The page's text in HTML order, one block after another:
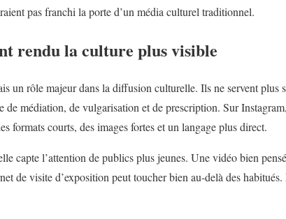
pas franchi la porte d’un média culturel traditionnel.
rendu la culture plus visible
un rôle majeur dans la diffusion culturelle. Ils ne servent plus
de médiation, de vulgarisation et de prescription. Sur
formats courts, des images fortes et un langage plus direct.
capte l’attention de publics plus jeunes. Une vidéo bien
de visite d’exposition peut toucher bien au-delà des